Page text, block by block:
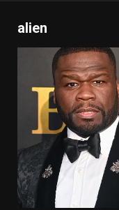
alien